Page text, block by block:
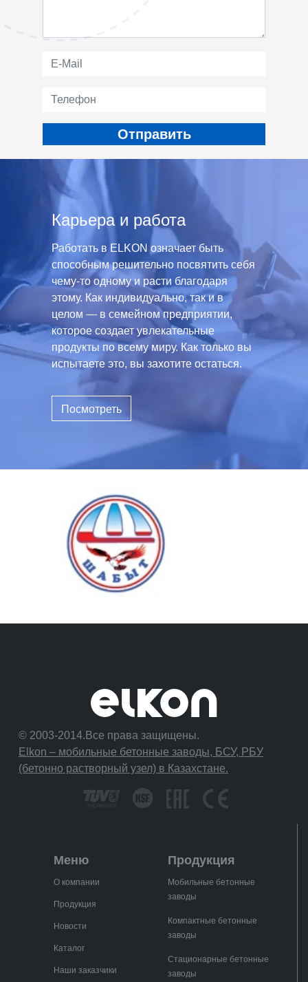
Карьера и работа
Работать в ELKON означает быть
способным решительно посвятить себя
чему-то одному и расти благодаря
этому. Как индивидуально, так и в
целом — в семейном предприятии,
которое создает увлекательные
продукты по всему миру. Как только вы
испытаете это, вы захотите остаться.
Посмотреть
© 2003-2014.Все права защищены.
Elkon – мобильные бетонные заводы, БСУ, РБУ
(бетонно растворный узел) в Казахстане.
Меню
О компании
Продукция
Новости
Каталог
Наши заказчики
Продукция
Мобильные бетонные
заводы
Компактные бетонные
заводы
Стационарные бетонные
заводы